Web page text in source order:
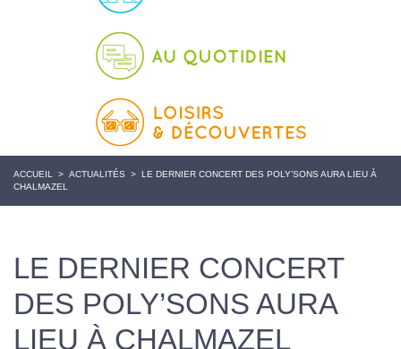
ACCUEIL > ACTUALITÉS > LE DERNIER CONCERT DES POLY’SONS AURA LIEU À
CHALMAZEL
LE DERNIER CONCERT
DES POLY’SONS AURA
LIEU À CHALMAZEL